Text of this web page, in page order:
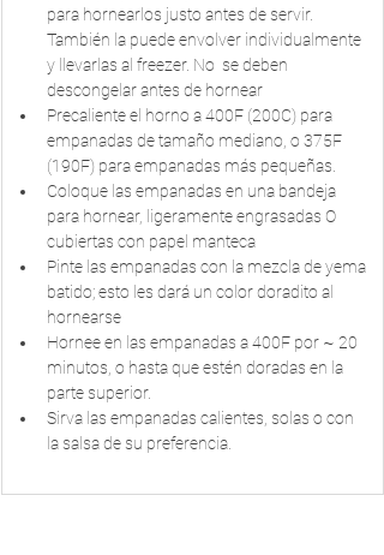
para hornearlos justo antes de servir.
También la puede envolver individualmente
y llevarlas al freezer. No  se deben
descongelar antes de hornear
Precaliente el horno a 400F (200C) para
empanadas de tamaño mediano, o 375F
(190F) para empanadas más pequeñas.
Coloque las empanadas en una bandeja
para hornear, ligeramente engrasadas O
cubiertas con papel manteca
Pinte las empanadas con la mezcla de yema
batido; esto les dará un color doradito al
hornearse
Hornee en las empanadas a 400F por ~ 20
minutos, o hasta que estén doradas en la
parte superior.
Sirva las empanadas calientes, solas o con
la salsa de su preferencia.